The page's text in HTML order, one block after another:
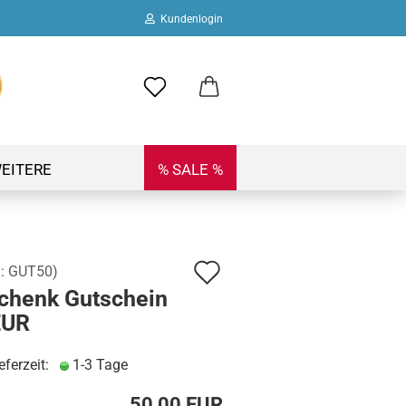
Kundenlogin
erstellen
vergessen?
% SALE %
GUT50)
Gutschein
1-3 Tage